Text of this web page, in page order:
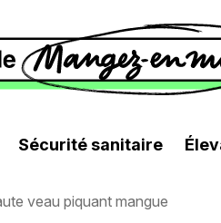
Sécurité sanitaire
veau piquant mangue